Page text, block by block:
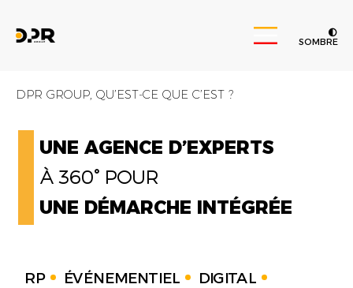
SOMBRE
DPR GROUP, QU’EST-CE QUE C’EST ?
UNE AGENCE D’EXPERTS
À 360° POUR
UNE DÉMARCHE INTÉGRÉE
RP ÉVÉNEMENTIEL
DIGITAL